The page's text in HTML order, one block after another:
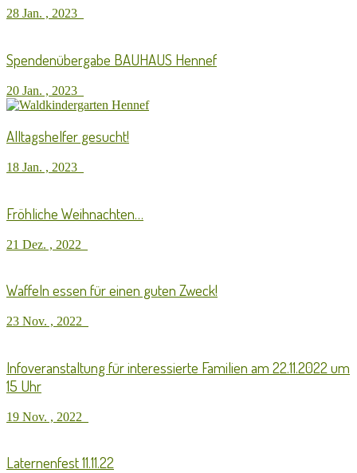
28 Jan. , 2023
Spendenübergabe BAUHAUS Hennef
20 Jan. , 2023
Alltagshelfer gesucht!
18 Jan. , 2023
Fröhliche Weihnachten…
21 Dez. , 2022
Waffeln essen für einen guten Zweck!
23 Nov. , 2022
Infoveranstaltung für interessierte Familien am 22.11.2022 um
15 Uhr
19 Nov. , 2022
Laternenfest 11.11.22